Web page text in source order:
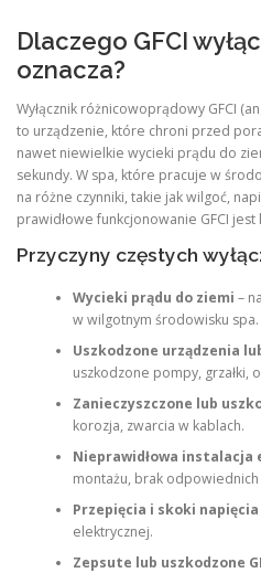
Dlaczego GFCI
oznacza?
Wyłącznik różnicowoprądowy GFCI
to urządzenie, które chroni przed
nawet niewielkie wycieki prądu do
sekundy. W spa, które pracuje w
na różne czynniki, takie jak wilgoć,
prawidłowe funkcjonowanie GFCI jest
Przyczyny częstych
Wycieki prądu do ziemi –
w wilgotnym środowisku spa.
Uszkodzone urządzenia
uszkodzone pompy,
Zanieczyszczone lub
korozja, zwarcia w kablach.
Nieprawidłowa instalacja
montażu, brak
Przepięcia i skoki napięcia
elektrycznej.
Zepsute lub uszkodzone